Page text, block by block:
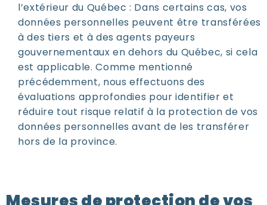
l’extérieur du Québec : Dans certains cas, vos
données personnelles peuvent être transférées
à des tiers et à des agents payeurs
gouvernementaux en dehors du Québec, si cela
est applicable. Comme mentionné
précédemment, nous effectuons des
évaluations approfondies pour identifier et
réduire tout risque relatif à la protection de vos
données personnelles avant de les transférer
hors de la province.